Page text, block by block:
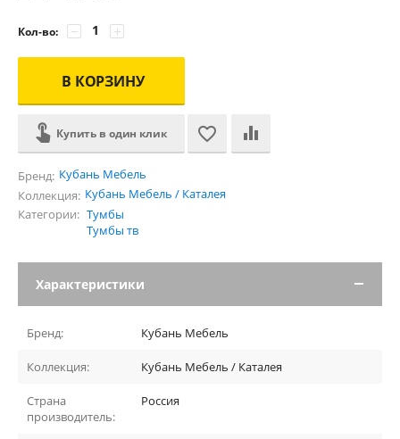
Кол-во: +
−
В КОРЗИНУ
Купить в один клик
Бренд: Кубань Мебель
Коллекция: Кубань Мебель / Каталея
Категории: Тумбы
Тумбы тв
Характеристики
Бренд: Кубань Мебель
Коллекция: Кубань Мебель / Каталея
Страна
производитель:
Россия